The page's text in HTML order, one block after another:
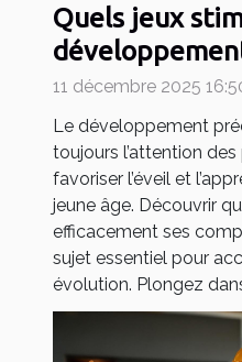
Quels jeux
votre enfant ?
11 décembre 2025
Le développement
toujours l’attention
favoriser l’éveil et
jeune âge. Découvrir
efficacement ses
sujet essentiel pour
évolution. Plongez